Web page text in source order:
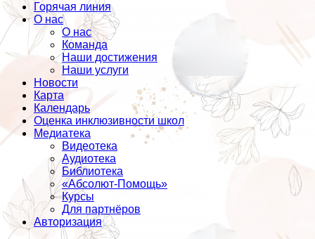
Горячая линия
О нас
О нас
Команда
Наши достижения
Наши услуги
Новости
Карта
Календарь
Оценка инклюзивности школ
Медиатека
Видеотека
Аудиотека
Библиотека
«Абсолют-Помощь»
Курсы
Для партнёров
Авторизация